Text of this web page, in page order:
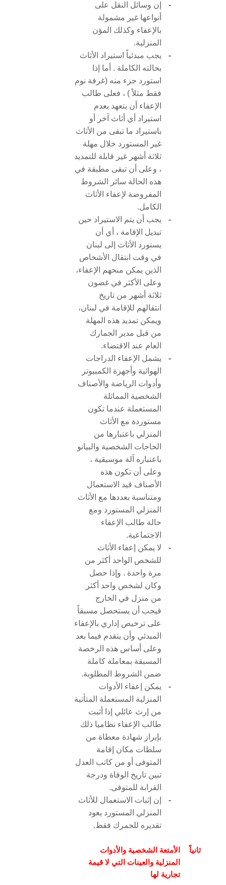
-
إن وسائل النقل على
أنواعها غير مشمولة
بالإعفاء وكذلك المؤن
المنزلية.
-
يجب مبدئياً استيراد الأثاث
بحالته الكاملة . أما إذا
استورد جزء منه (غرفة نوم
فقط مثلاً ) ، فعلى طالب
الإعفاء أن يتعهد بعدم
استيراد أي أثاث آخر أو
باستيراد ما تبقى من الأثاث
غير المستورد خلال مهلة
ثلاثة أشهر غير قابلة للتمديد
، وعلى أن تبقى مطبقة في
هذه الحالة سائر الشروط
المفروضة لإعفاء الأثاث
الكامل.
-
يجب أن يتم الاستيراد حين
تبديل الإقامة ، أي أن
يستورد الأثاث إلى لبنان
في وقت انتقال الأشخاص
الذين يمكن منحهم الإعفاء،
وعلى الأكثر في غضون
ثلاثة أشهر من تاريخ
انتقالهم للإقامة في لبنان،
ويمكن تمديد هذه المهلة
من قبل مدير الجمارك
العام عند الاقتضاء.
-
يشمل الإعفاء الدراجات
الهوائية وأجهزة الكمبيوتر
وأدوات الرياضة والأصناف
الشخصية المماثلة
المستعملة عندما تكون
مستوردة مع الأثاث
المنزلي باعتبارها من
الحاجات الشخصية والبيانو
باعتباره آلة موسيقية ،
وعلى أن تكون هذه
الأصناف قيد الاستعمال
ومتناسبة بعددها مع الأثاث
المنزلي المستورد ومع
حالة طالب الإعفاء
الاجتماعية.
-
لا يمكن إعفاء الأثاث
للشخص الواحد أكثر من
مرة واحدة . وإذا حصل
وكان لشخص واحد أكثر
من منزل في الخارج
فيجب أن يستحصل مسبقاً
على ترخيص إداري بالإعفاء
المبدئي وأن يتقدم فيما بعد
وعلى أساس هذه الرخصة
المسبقة بمعاملة كاملة
ضمن الشروط المطلوبة.
-
يمكن إعفاء الأدوات
المنزلية المستعملة المتأتية
من إرث عائلي إذا أثبت
طالب الإعفاء نظاميا ذلك
بإبراز شهادة معطاة من
سلطات مكان إقامة
المتوفى أو من كاتب العدل
تبين تاريخ الوفاة ودرجة
القرابة للمتوفى.
-
إن إثبات الاستعمال للأثاث
المنزلي المستورد يعود
تقديره للجمرك فقط.
ثانياً
الأمتعة الشخصية والأدوات
المنزلية والعينات التي لا قيمة
تجارية لها